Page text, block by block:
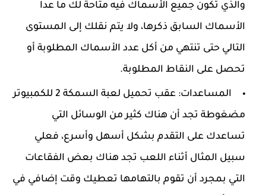
والذي تكون جميع الأسماك فيه متاحة لك ما عدا
الأسماك السابق ذكرها، ولا يتم نقلك إلى المستوى
التالي حتى تنتهي من أكل عدد الأسماك المطلوبة أو
تحصل على النقاط المطلوبة.
المساعدات: عقب تحميل لعبة السمكة 2 للكمبيوتر
مضغوطة تجد أن هناك كثير من الوسائل التي
تساعدك على التقدم بشكل أسهل وأسرع، فعلي
سبيل المثال أثناء اللعب تجد هناك بعض الفقاعات
التي بمجرد أن تقوم بالتهامها تعطيك وقت إضافي في